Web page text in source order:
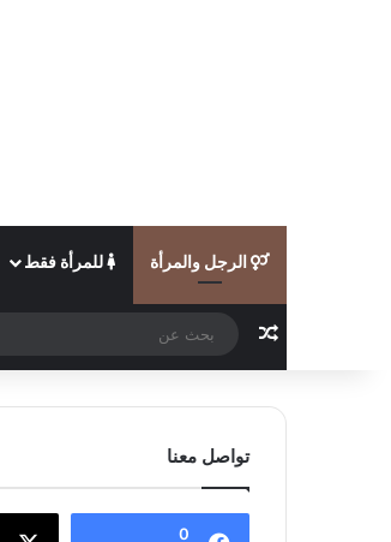
الرجل والمرأة للمرأة فقط
مقال عشوائي
تواصل معنا
0